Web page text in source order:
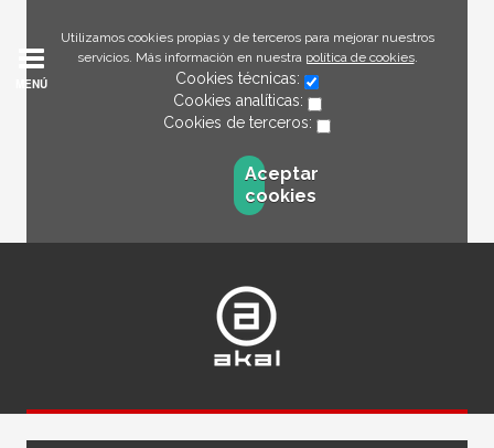
Utilizamos cookies propias y de terceros para mejorar nuestros
servicios. Más información en nuestra política de cookies.
Cookies técnicas:
Cookies analíticas:
Cookies de terceros:
Aceptar
cookies
MENÚ